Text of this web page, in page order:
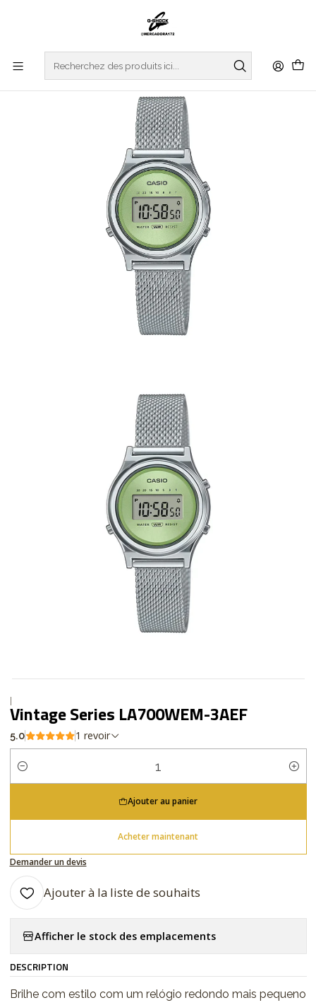
CASIO COLLECTION
Vintage Series LA700WEM-3AEF
|
Vintage Series LA700WEM-3AEF
5.0 1 revoir
Quantité
Ajouter au panier
Acheter maintenant
Demander un devis
Ajouter à la liste de souhaits
Afficher le stock des emplacements
DESCRIPTION
Brilhe com estilo com um relógio redondo mais pequeno